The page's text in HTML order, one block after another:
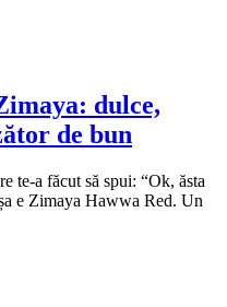
dulce,
de bun
te-a făcut să spui: “Ok, ăsta
e Zimaya Hawwa Red. Un